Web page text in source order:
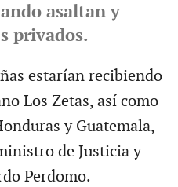
asaltan y
privados.
estarían recibiendo
Los Zetas, así como
y Guatemala,
de Justicia y
Perdomo.